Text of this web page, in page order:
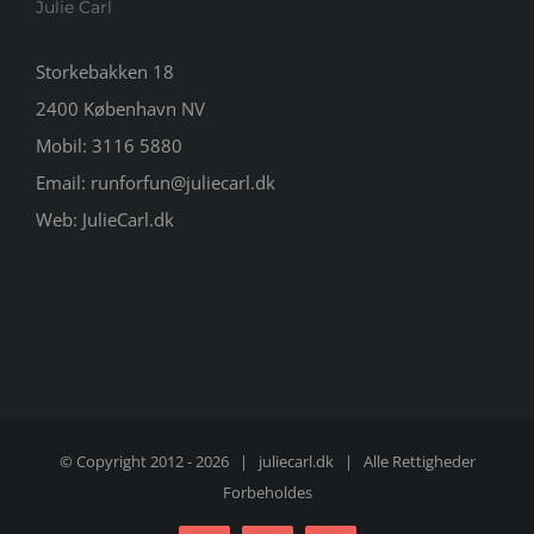
Julie Carl
Storkebakken 18
2400 København NV
Mobil: 3116 5880
Email: runforfun@juliecarl.dk
Web: JulieCarl.dk
© Copyright 2012 -2026 | juliecarl.dk| Alle Rettigheder
Forbeholdes